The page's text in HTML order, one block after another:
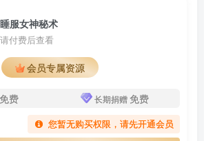
服女神秘术
付费后查看
会员专属资源
免费 长期捐赠免费
您暂无购买权限，请先开通会员